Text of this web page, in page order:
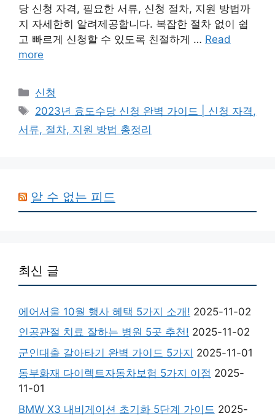
당 신청 자격, 필요한 서류, 신청 절차, 지원 방법까
지 자세한히 알려제공합니다. 복잡한 절차 없이 쉽
고 빠르게 신청할 수 있도록 친절하게 … Read
more
Categories
신청
Tags
2023년 효도수당 신청 완벽 가이드 | 신청 자격,
서류, 절차, 지원 방법 총정리
알 수 없는 피드
최신 글
에어서울 10월 행사 혜택 5가지 소개! 2025-11-02
인공관절 치료 잘하는 병원 5곳 추천! 2025-11-02
군인대출 갈아타기 완벽 가이드 5가지 2025-11-01
동부화재 다이렉트자동차보험 5가지 이점 2025-
11-01
BMW X3 내비게이션 초기화 5단계 가이드 2025-